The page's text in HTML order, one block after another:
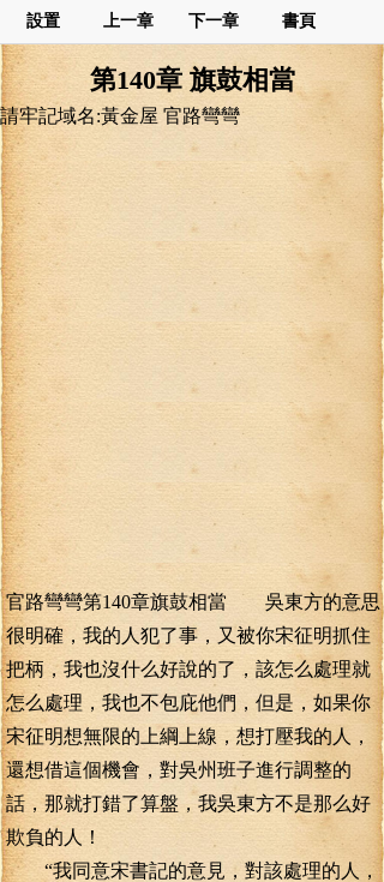
設置 上一章 下一章 書頁
第140章 旗鼓相當
請牢記域名:黃金屋 官路彎彎
官路彎彎第140章旗鼓相當 吳東方的意思
很明確，我的人犯了事，又被你宋征明抓住
把柄，我也沒什么好說的了，該怎么處理就
怎么處理，我也不包庇他們，但是，如果你
宋征明想無限的上綱上線，想打壓我的人，
還想借這個機會，對吳州班子進行調整的
話，那就打錯了算盤，我吳東方不是那么好
欺負的人！
“我同意宋書記的意見，對該處理的人，